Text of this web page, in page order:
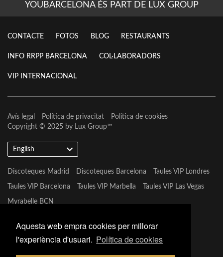
Aquesta web empra cookies per millorar
l'experiència d'usuari. Política de cookies
YOUBARCELONA ÉS PART DE LUX GROUP
CONTACTE FOTOS BLOG RESTAURANTS
INFO RRPP BARCELONA COL·LABORADORS
VIP INTERNACIONAL
Avís legal Política de privacitat
Política de cookies
Copyright © 2025 by Lux Group™
English
Discoteques Madrid Discoteques Barcelona Taules VIP Londres
Taules VIP Barcelona Taules VIP Marbella Taules VIP Las Vegas
Myrabelle BCN